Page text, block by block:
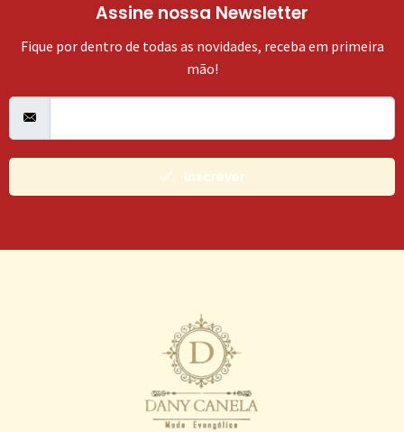
Assine nossa Newsletter
Fique por dentro de todas as novidades, receba em primeira
mão!
Inscrever